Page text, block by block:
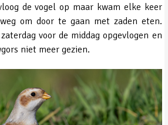
de vogel op maar kwam elke keer
om door te gaan met zaden eten.
voor de middag opgevlogen en
niet meer gezien.